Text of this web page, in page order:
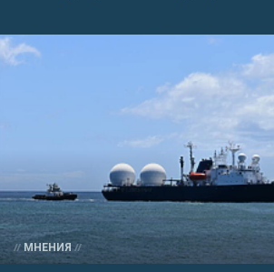
МНЕНИЯ